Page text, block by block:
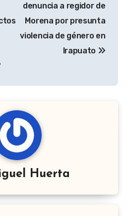
denuncia a regidor de
Morena por presunta
violencia de género en
Irapuato
Huerta